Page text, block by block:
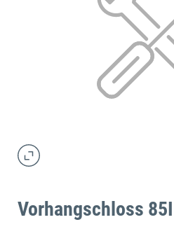
Vorhangschloss